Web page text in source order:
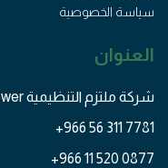
سياسة الخصوصية
العنوان
شركة ملتزم التنظيمية Innovation Tower برج الابتكار
+966 56 311 7781
+966 11 520 0877